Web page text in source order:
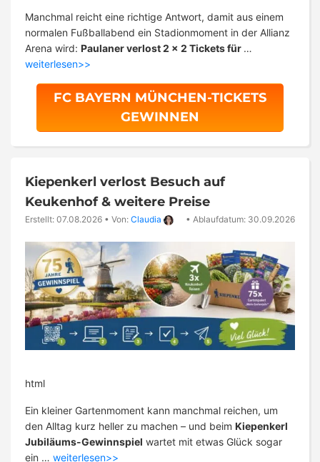
Manchmal reicht eine richtige Antwort, damit aus einem
normalen Fußballabend ein Stadionmoment in der Allianz
Arena wird: Paulaner verlost 2 x 2 Tickets für …
weiterlesen>>
FC BAYERN MÜNCHEN-TICKETS
GEWINNEN
Kiepenkerl verlost Besuch auf
Keukenhof & weitere Preise
Erstellt: 07.08.2026 • Von: Claudia • Ablaufdatum: 30.09.2026
html
Ein kleiner Gartenmoment kann manchmal reichen, um
den Alltag kurz heller zu machen – und beim Kiepenkerl
Jubiläums-Gewinnspiel wartet mit etwas Glück sogar
ein … weiterlesen>>